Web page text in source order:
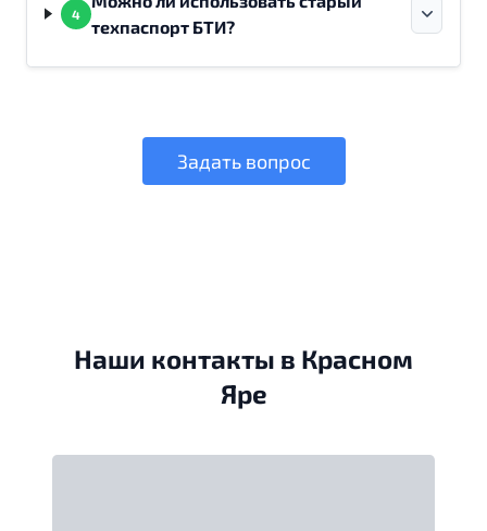
4
техпаспорт БТИ?
Задать вопрос
Наши контакты в Красном
Яре